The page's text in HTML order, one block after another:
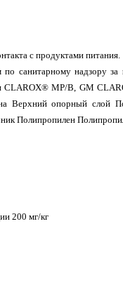
с продуктами питания.
санитарному надзору
CLAROX® MP/B, GM
Верхний опорный слой
Полипропилен
200 мг/кг